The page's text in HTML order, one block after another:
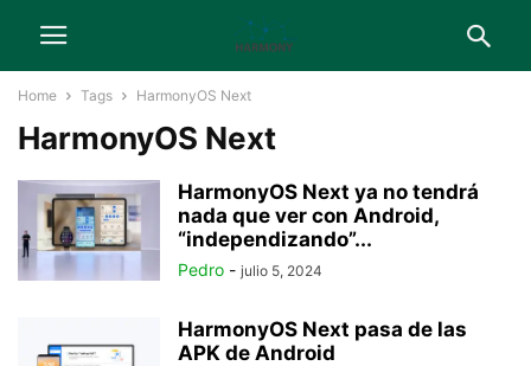
Home Tags HarmonyOS Next
HarmonyOS Next
HarmonyOS Next ya no tendrá
nada que ver con Android,
“independizando”...
Pedro - julio 5, 2024
HarmonyOS Next pasa de las
APK de Android